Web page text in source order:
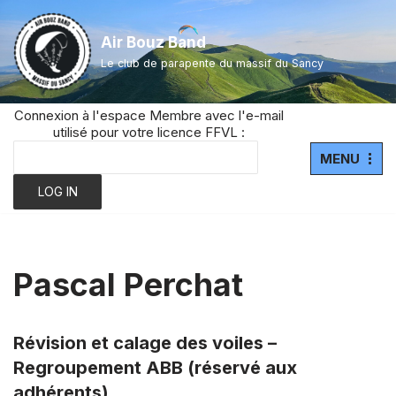
Aller
au
contenu
Air Bouz Band
Le club de parapente du massif du Sancy
Connexion à l'espace Membre avec l'e-mail
utilisé pour votre licence FFVL :
MENU
Pascal Perchat
Révision et calage des voiles –
Regroupement ABB (réservé aux
Soirée thématique : partage d’expériences
ce 10 novembre
Comité directeur Air Bouz Band le 23
octobre à 18h30
Softshell Air Bouz Band disponible !
16 octobre 2023
Nouveaux outils de communication
9 octobre 2023
Sancy Paradays 2023… les souvenirs en
images